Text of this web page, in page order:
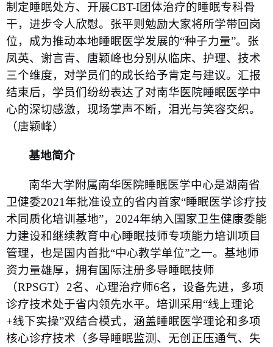
制定睡眠处方、开展CBT-I团体治疗的睡眠专科骨
干，进步令人欣慰。张平则勉励大家将所学带回岗
位，成为推动本地睡眠医学发展的“种子力量”。张
凤英、谢言青、唐颖峰也分别从临床、护理、技术
三个维度，对学员们的成长给予肯定与建议。汇报
结束后，学员们纷纷表达了对南华医院睡眠医学中
心的深切感激，现场掌声不断，泪光与笑容交织。
（唐颖峰）
基地简介
南华大学附属南华医院睡眠医学中心是湖南省
卫健委2021年批准设立的省内首家“睡眠医学诊疗技
术同质化培训基地”， 2024年纳入国家卫生健康委能
力建设和继续教育中心睡眠技师专项能力培训项目
管理，也是国内首批“中心教学单位”之一。基地师
资力量雄厚，拥有国际注册多导睡眠技师
（RPSGT） 2名、心理治疗师6名，设备先进，多项
诊疗技术处于省内领先水平。培训采用“线上理论
+线下实操”双结合模式，涵盖睡眠医学理论和多项
核心诊疗技术（多导睡眠监测、无创正压通气、失